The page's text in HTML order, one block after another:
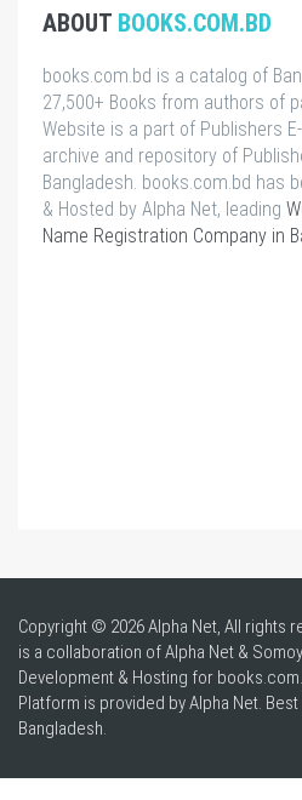
ABOUT BOOKS.COM.BD
books.com.bd is a catalog of
27,500+ Books from authors of
Website is a part of Publishers
archive and repository of
Bangladesh. books.com.bd has
& Hosted by Alpha Net, leading
Name Registration Company in
Copyright © 2026 Alpha Net, All rights
is a collaboration of Alpha Net &
Development & Hosting for
Platform is provided by Alpha Net. Best
Bangladesh.